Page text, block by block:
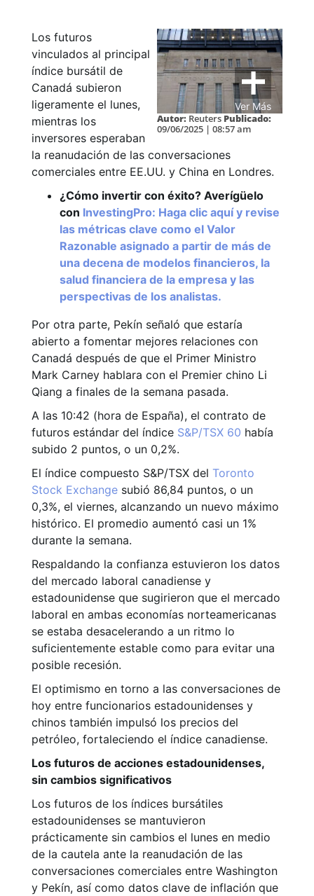
Ver Más
Autor: Reuters Publicado:
09/06/2025 | 08:57 am
Los futuros
vinculados al principal
índice bursátil de
Canadá subieron
ligeramente el lunes,
mientras los
inversores esperaban
la reanudación de las conversaciones
comerciales entre EE.UU. y China en Londres.
¿Cómo invertir con éxito? Averígüelo
con InvestingPro: Haga clic aquí y revise
las métricas clave como el Valor
Razonable asignado a partir de más de
una decena de modelos financieros, la
salud financiera de la empresa y las
perspectivas de los analistas.
Por otra parte, Pekín señaló que estaría
abierto a fomentar mejores relaciones con
Canadá después de que el Primer Ministro
Mark Carney hablara con el Premier chino Li
Qiang a finales de la semana pasada.
A las 10:42 (hora de España), el contrato de
futuros estándar del índice S&P/TSX 60 había
subido 2 puntos, o un 0,2%.
El índice compuesto S&P/TSX del Toronto
Stock Exchange subió 86,84 puntos, o un
0,3%, el viernes, alcanzando un nuevo máximo
histórico. El promedio aumentó casi un 1%
durante la semana.
Respaldando la confianza estuvieron los datos
del mercado laboral canadiense y
estadounidense que sugirieron que el mercado
laboral en ambas economías norteamericanas
se estaba desacelerando a un ritmo lo
suficientemente estable como para evitar una
posible recesión.
El optimismo en torno a las conversaciones de
hoy entre funcionarios estadounidenses y
chinos también impulsó los precios del
petróleo, fortaleciendo el índice canadiense.
Los futuros de acciones estadounidenses,
sin cambios significativos
Los futuros de los índices bursátiles
estadounidenses se mantuvieron
prácticamente sin cambios el lunes en medio
de la cautela ante la reanudación de las
conversaciones comerciales entre Washington
y Pekín, así como datos clave de inflación que